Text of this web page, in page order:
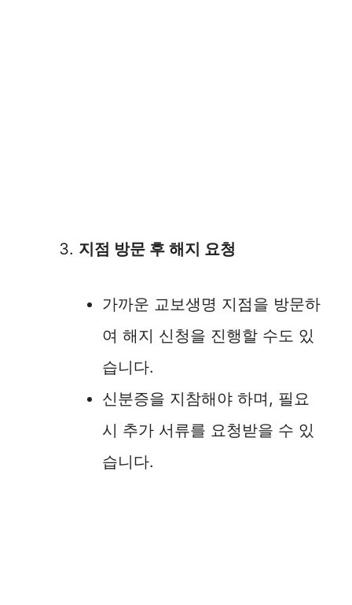
지점 방문 후 해지 요청
가까운 교보생명 지점을 방문하
여 해지 신청을 진행할 수도 있
습니다.
신분증을 지참해야 하며, 필요
시 추가 서류를 요청받을 수 있
습니다.